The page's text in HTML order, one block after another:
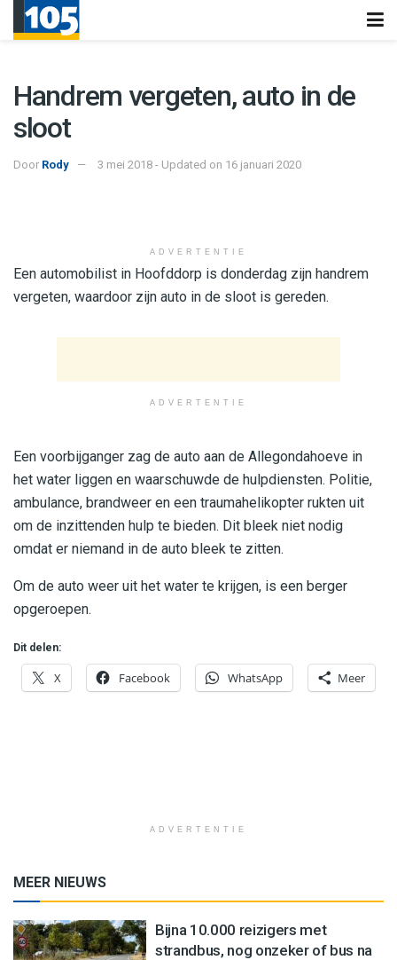
Handrem vergeten, auto in de
sloot
Door Rody 3 mei 2018 - Updated on 16 januari 2020
ADVERTENTIE
Een automobilist in Hoofddorp is donderdag zijn handrem
vergeten, waardoor zijn auto in de sloot is gereden.
ADVERTENTIE
Een voorbijganger zag de auto aan de Allegondahoeve in
het water liggen en waarschuwde de hulpdiensten. Politie,
ambulance, brandweer en een traumahelikopter rukten uit
om de inzittenden hulp te bieden. Dit bleek niet nodig
omdat er niemand in de auto bleek te zitten.
Om de auto weer uit het water te krijgen, is een berger
opgeroepen.
Dit delen:
X Facebook WhatsApp Meer
ADVERTENTIE
MEER NIEUWS
Bijna 10.000 reizigers met
strandbus, nog onzeker of bus na